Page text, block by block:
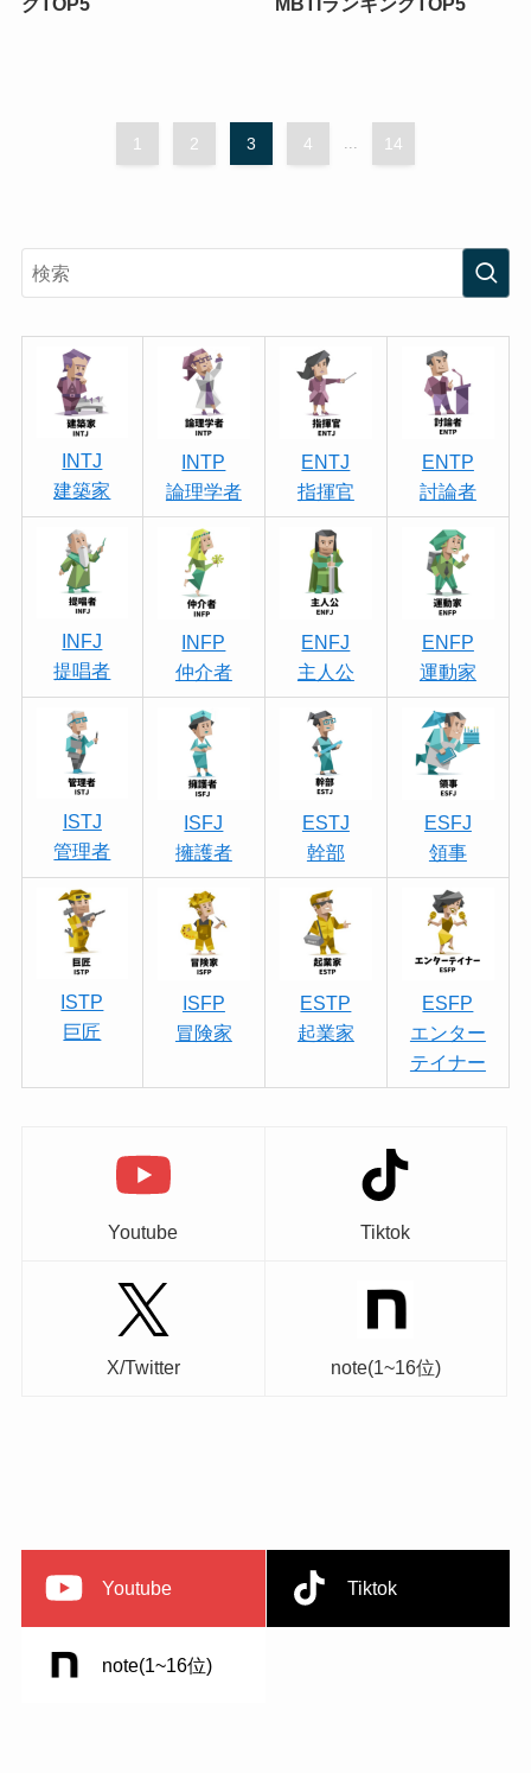
1 2 3 4 14
INTJ
建築家
INTP
論理学者
ENTJ
指揮官
ENTP
討論者
INFJ
提唱者
INFP
仲介者
ENFJ
主人公
ENFP
運動家
ISTJ
管理者
ISFJ
擁護者
ESTJ
幹部
ESFJ
領事
ISTP
巨匠
ISFP
冒険家
ESTP
起業家
ESFP
エンター
テイナー
Youtube Tiktok
X/Twitter note(1~16位)
Youtube Tiktok
note(1~16位)